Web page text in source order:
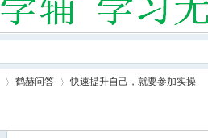
鹤赫问答 快速提升自己，就要参加实操